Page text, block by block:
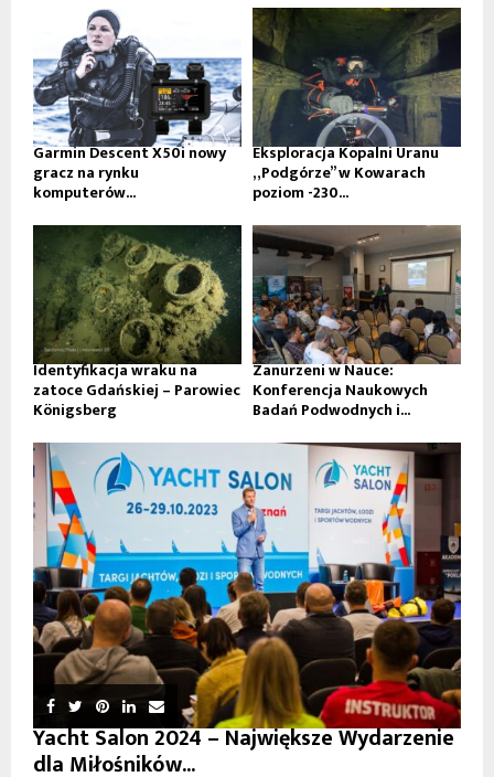
Garmin Descent X50i nowy
gracz na rynku
komputerów...
Eksploracja Kopalni Uranu
„Podgórze” w Kowarach
poziom -230...
Identyfikacja wraku na
zatoce Gdańskiej – Parowiec
Königsberg
Zanurzeni w Nauce:
Konferencja Naukowych
Badań Podwodnych i...
Yacht Salon 2024 – Największe Wydarzenie
dla Miłośników...